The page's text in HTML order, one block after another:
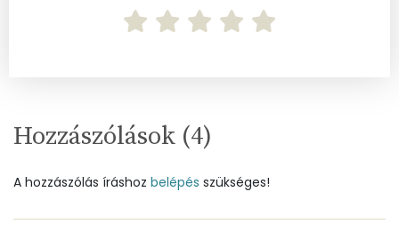
C vitamin:
Hozzászólások (4)
A hozzászólás íráshoz belépés szükséges!